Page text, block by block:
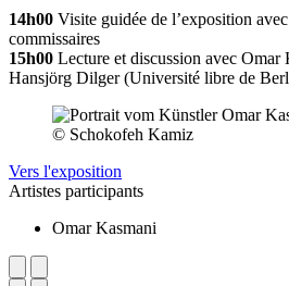
14h00 Visite guidée de l’exposition
commissaires
15h00 Lecture et discussion avec Omar
Hansjörg Dilger (Université libre de
© Schokofeh Kamiz
Vers l'exposition
Artistes participants
Omar Kasmani